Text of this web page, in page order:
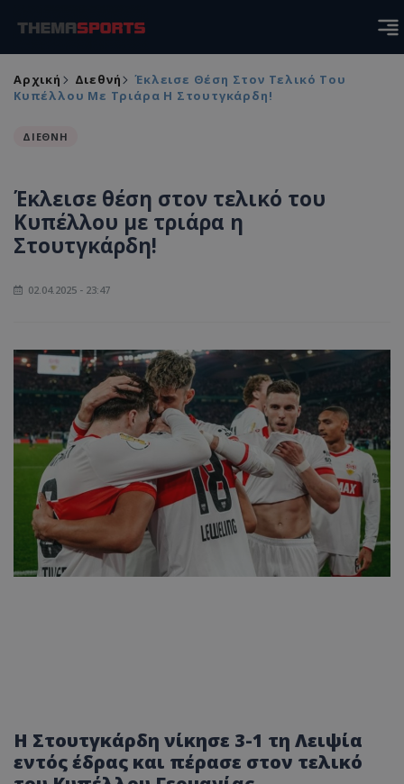
Αρχική Διεθνή
Έκλεισε Θέση Στον Τελικό Του
Κυπέλλου Με Τριάρα Η Στουτγκάρδη!
ΔΙΕΘΝΗ
Έκλεισε θέση στον τελικό του
Κυπέλλου με τριάρα η
Στουτγκάρδη!
02.04.2025 - 23:47
Η Στουτγκάρδη νίκησε 3-1 τη Λειψία
εντός έδρας και πέρασε στον τελικό